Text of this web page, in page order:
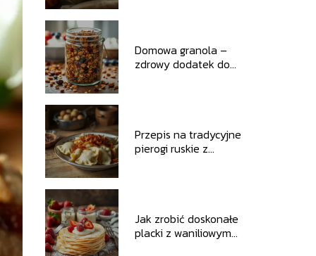
Domowa granola –
zdrowy dodatek do
Przepis na tradycyjne
pierogi ruskie z
Jak zrobić doskonałe
placki z waniliowym